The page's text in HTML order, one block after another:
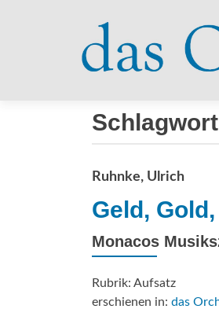
Ruhnke, Ulrich
Geld,
Monacos
Rubrik: Aufsatz
erschienen in: das